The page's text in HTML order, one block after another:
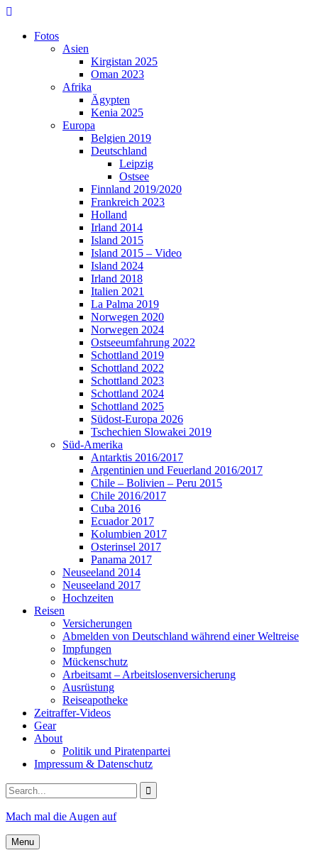
Skip
contentFotos
Asien
Kirgistan 2025
Oman 2023
Afrika
Ägypten
Kenia 2025
Europa
Belgien 2019
Deutschland
Leipzig
Ostsee
Finnland 2019/2020
Frankreich 2023
Holland
Irland 2014
Island 2015
Island 2015 – Video
Island 2024
Irland 2018
Italien 2021
La Palma 2019
Norwegen 2020
Norwegen 2024
Ostseeumfahrung 2022
Schottland 2019
Schottland 2022
Schottland 2023
Schottland 2024
Schottland 2025
Südost-Europa 2026
Tschechien Slowakei 2019
Süd-Amerika
Antarktis 2016/2017
Argentinien und Feuerland 2016/2017
Chile – Bolivien – Peru 2015
Chile 2016/2017
Cuba 2016
Ecuador 2017
Kolumbien 2017
Osterinsel 2017
Panama 2017
Neuseeland 2014
Neuseeland 2017
Hochzeiten
Reisen
Versicherungen
Abmelden von Deutschland während einer Weltreise
Impfungen
Mückenschutz
Arbeitsamt – Arbeitslosenversicherung
Ausrüstung
Reiseapotheke
Zeitraffer-Videos
Gear
About
Politik und Piratenpartei
Impressum & Datenschutz
Search
for:
Mach mal die Augen auf
Menu